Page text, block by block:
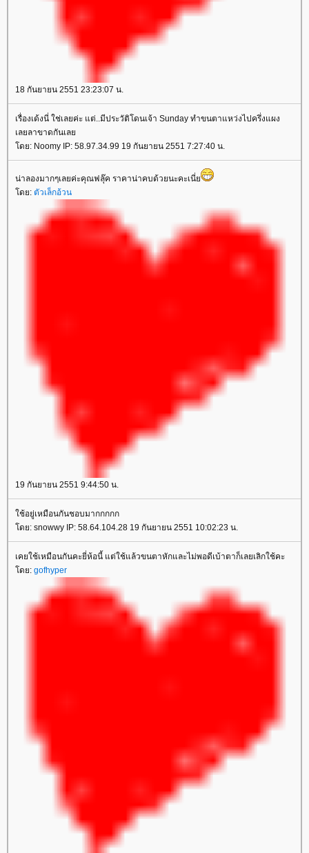
18 กันยายน 2551 23:23:07 น.
เรื่องเด้งนี่ ใช่เลยค่ะ แต่..มีประวัติโดนเจ้า Sunday ทำขนตาแหว่งไปครึ่งแผง
เลยลาขาดกันเล
ดย: Noomy IP: 58.97.34.99 19 กันยายน 2551 7:27:40 น.
น่าลองมากๆเลยค่ะคุณฟลุ๊ค ราคาน่าคบด้วยนะคะเนี่
ดย: ตัวเล็กอ้วน
19 กันยายน 2551 9:44:50 น.
ช้อยู่เหมือนกันชอบมากกกกก
ดย: snowwy IP: 58.64.104.28 19 กันยายน 2551 10:02:23 น.
เคยใช้เหมือนกันคะยี่ห้อนี้ แต่ใช้แล้วขนตาหักและไม่พอดีเบ้าตาก็เลยเลิกใช้คะ
ดย: gofhyper